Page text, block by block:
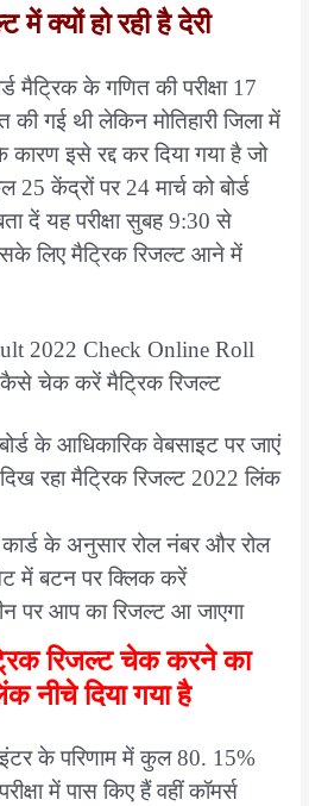
में क्यों हो रही है देरी
मैट्रिक के गणित की परीक्षा 17
गई थी लेकिन मोतिहारी जिला में
इसे रद्द कर दिया गया है जो
25 केंद्रों पर 24 मार्च को बोर्ड
दें यह परीक्षा सुबह 9:30 से
लिए मैट्रिक रिजल्ट आने में
2022 Check Online Roll
चेक करें मैट्रिक रिजल्ट
के आधिकारिक वेबसाइट पर जाएं
रहा मैट्रिक रिजल्ट 2022 लिंक
के अनुसार रोल नंबर और रोल
में बटन पर क्लिक करें
पर आप का रिजल्ट आ जाएगा
रिजल्ट चेक करने का
नीचे दिया गया है
के परिणाम में कुल 80. 15%
में पास किए हैं वहीं कॉमर्स